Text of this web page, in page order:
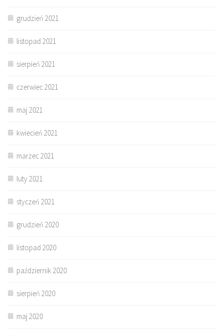
grudzień 2021
listopad 2021
sierpień 2021
czerwiec 2021
maj 2021
kwiecień 2021
marzec 2021
luty 2021
styczeń 2021
grudzień 2020
listopad 2020
październik 2020
sierpień 2020
maj 2020